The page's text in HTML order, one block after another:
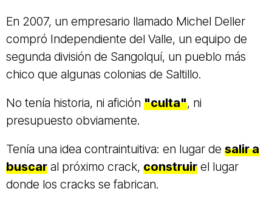
En 2007, un empresario llamado Michel Deller
compró Independiente del Valle, un equipo de
segunda división de Sangolquí, un pueblo más
chico que algunas colonias de Saltillo.
No tenía historia, ni afición "culta", ni
presupuesto obviamente.
Tenía una idea contraintuitiva: en lugar de salir a
buscar al próximo crack, construir el lugar
donde los cracks se fabrican.